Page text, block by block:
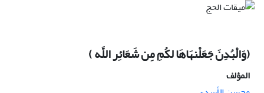
(وَالْبُدِنَ جَعَلْنهَاهَا لکُمِ مِن شَعَائِر اللَّه )
المؤلف